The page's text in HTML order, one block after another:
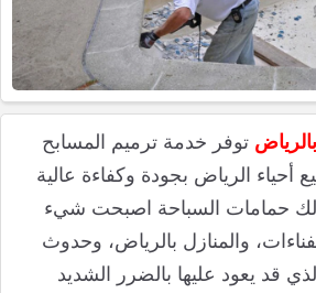
توفر خدمة ترميم المسابح
أحياء الرياض بجودة وكفاءة عالية
حمامات السباحة اصبحت شيء
والمنازل بالرياض، وحدوث
قد يعود عليها بالضرر الشديد